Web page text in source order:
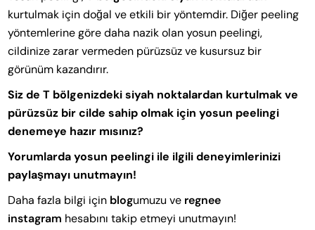
kurtulmak için doğal ve etkili bir yöntemdir. Diğer peeling
yöntemlerine göre daha nazik olan yosun peelingi,
cildinize zarar vermeden pürüzsüz ve kusursuz bir
görünüm kazandırır.
Siz de T bölgenizdeki siyah noktalardan kurtulmak ve
pürüzsüz bir cilde sahip olmak için yosun peelingi
denemeye hazır mısınız?
Yorumlarda yosun peelingi ile ilgili deneyimlerinizi
paylaşmayı unutmayın!
Daha fazla bilgi için blogumuzu ve regnee
instagram hesabını takip etmeyi unutmayın!